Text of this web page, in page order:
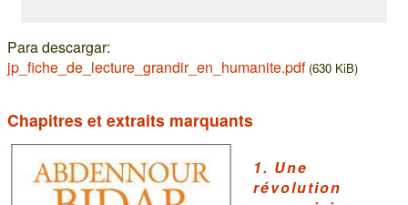
Para descargar:
jp_fiche_de_lecture_grandir_en_humanite.pdf (630 KiB)
Chapitres et extraits marquants
1. Une
révolution